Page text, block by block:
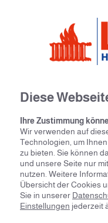
Diese
Ihre Zustimmung
Wir verwenden auf
Technologien, um
zu bieten. Sie können
und unsere Seite nur
nutzen. Weitere
Übersicht der Cookies
Sie in unserer
Einstellungen jederzeit